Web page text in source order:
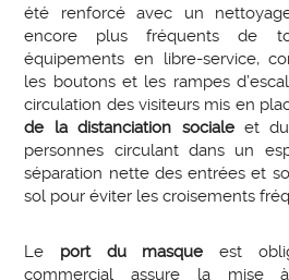
été renforcé avec un
encore plus fréquents de
équipements en libre-service,
les boutons et les rampes
circulation des visiteurs mis en
de la distanciation socialeet du
personnes circulant dans un
séparation nette des entrées et
sol pour éviter les croisements
Le port du masque est
commercial assure la mise